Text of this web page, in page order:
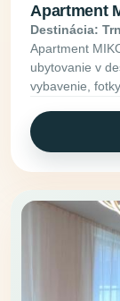
Apartment
Destinácia:
Apartment
ubytovanie v
vybavenie,